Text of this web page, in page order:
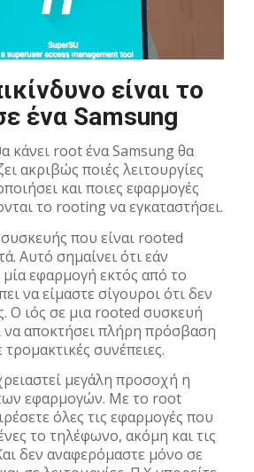
είναι το
ένα Samsung
κάνει root ένα Samsung θα
ακριβώς ποιές λειτουργίες
και ποιες εφαρμογές
το rooting να εγκαταστήσει.
που είναι rooted
Αυτό σημαίνει ότι εάν
εφαρμογή εκτός από το
να είμαστε σίγουροι ότι δεν
Ο ιός σε μια rooted συσκευή
να αποκτήσει πλήρη πρόσβαση
συνέπειες.
μεγάλη προσοχή η
εφαρμογών. Με το root
όλες τις εφαρμογές που
το τηλέφωνο, ακόμη και τις
δεν αναφερόμαστε μόνο σε